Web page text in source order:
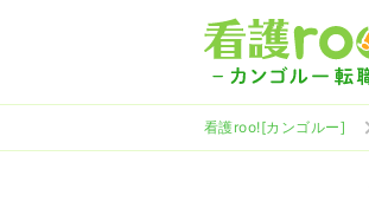
看護roo![カンゴルー]